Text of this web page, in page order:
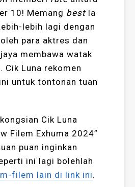
10! Memang best la
lebih lagi dengan
para aktres dan
membawa watak
Cik Luna rekomen
untuk tontonan tuan
Cik Luna
Filem Exhuma 2024”
puan inginkan
ini lagi bolehlah
filem lain di link ini.